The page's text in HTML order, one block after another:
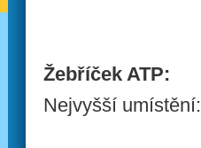
Žebříček ATP:
Nejvyšší